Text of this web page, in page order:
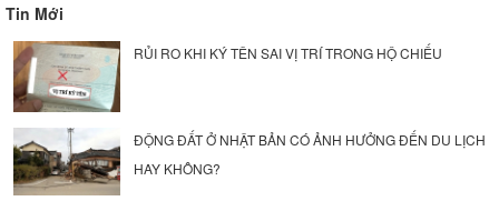
Tin Mới
RỦI RO KHI KÝ TÊN SAI VỊ TRÍ TRONG HỘ CHIẾU
ĐỘNG ĐẤT Ở NHẬT BẢN CÓ ẢNH HƯỞNG ĐẾN DU LỊCH
HAY KHÔNG?